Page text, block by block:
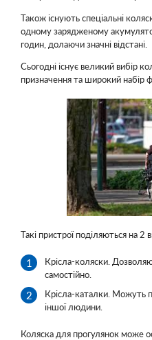
Також існують спеціальні
одному зарядженому
годин, долаючи значні відстані.
Сьогодні існує великий вибір
призначення та широкий набір
Такі пристрої поділяються на 2
Крісла-коляски.
самостійно.
Крісла-каталки. Можуть
іншої людини.
Коляска для прогулянок може